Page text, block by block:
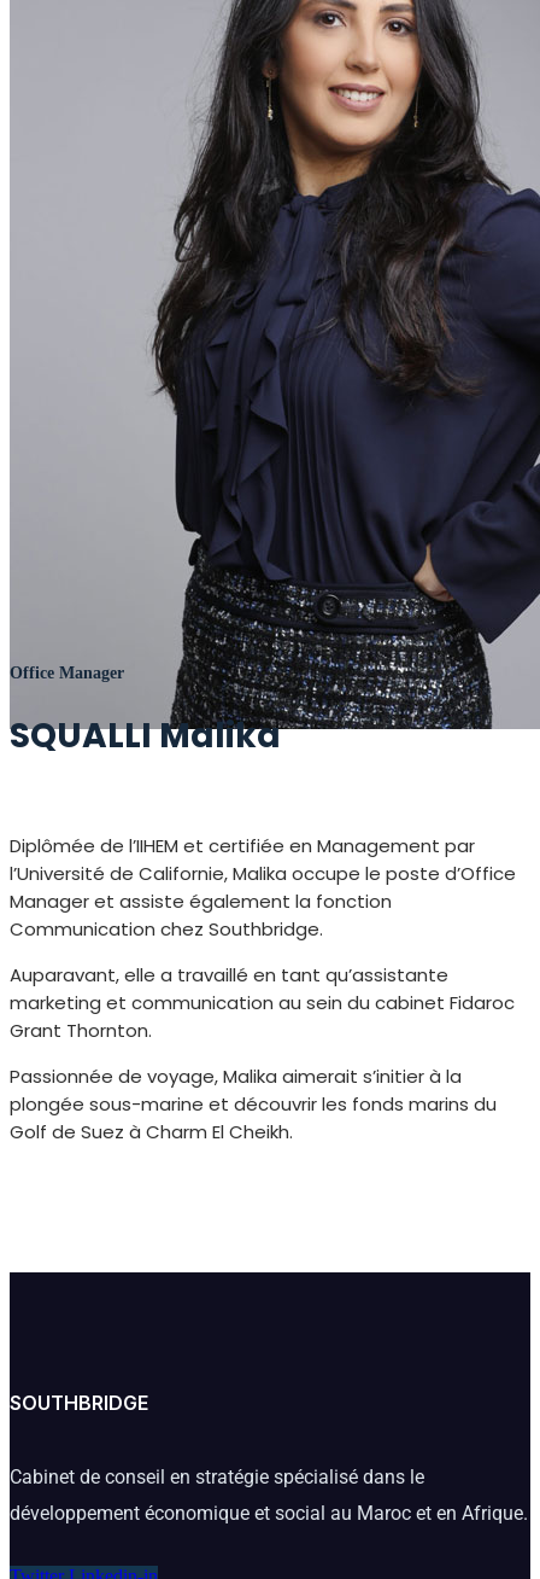
Office Manager
SQUALLI Malika
Diplômée de l’IIHEM et certifiée en Management par
l’Université de Californie, Malika occupe le poste d’Office
Manager et assiste également la fonction
Communication chez Southbridge.
Auparavant, elle a travaillé en tant qu’assistante
marketing et communication au sein du cabinet Fidaroc
Grant Thornton.
Passionnée de voyage, Malika aimerait s’initier à la
plongée sous-marine et découvrir les fonds marins du
Golf de Suez à Charm El Cheikh.
SOUTHBRIDGE
Cabinet de conseil en stratégie spécialisé dans le
développement économique et social au Maroc et en Afrique.